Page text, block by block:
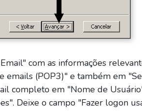
com as informações
emails (POP3)" e também em
completo em "Nome de
Deixe o campo "Fazer logon